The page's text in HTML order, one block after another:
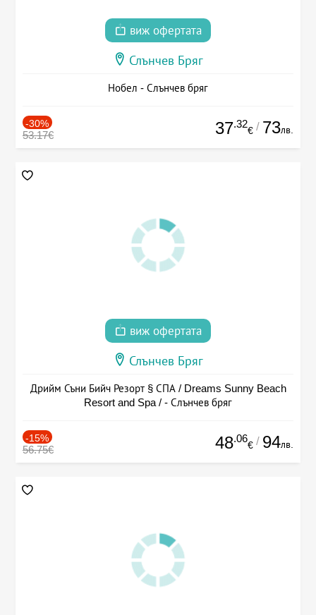
виж офертата
Слънчев Бряг
Нобел - Слънчев бряг
-30%
53.17€ 37.32
€ / 73лв.
виж офертата
Слънчев Бряг
Дрийм Съни Бийч Резорт § СПА / Dreams Sunny Beach
Resort and Spa / - Слънчев бряг
-15%
56.75€ 48.06
€ / 94лв.